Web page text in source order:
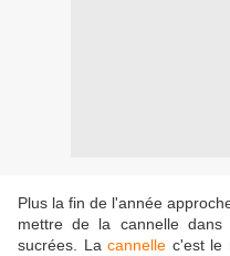
Plus la fin de l'année
mettre de la cannelle
sucrées. La cannelle c'est le